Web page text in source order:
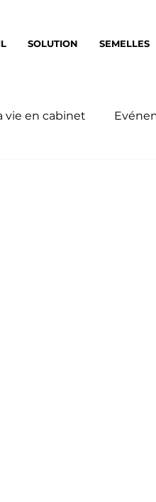
SOLUTION SEMELLES
vie en cabinet